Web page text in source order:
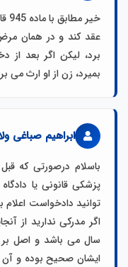
عقد کند و در همان
برد، لیکن اگر بعد
بمیرد، زن از او ارث می
ابراهیم صباغی
باسلام درصورتی که
پزشکی قانونی یا
توانید دادخواست اعلام
سال می باشد و اصل
ایشان صحیح بوده و